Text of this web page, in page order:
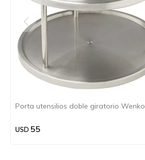
Porta utensilios doble giratorio Wenko
USD 55